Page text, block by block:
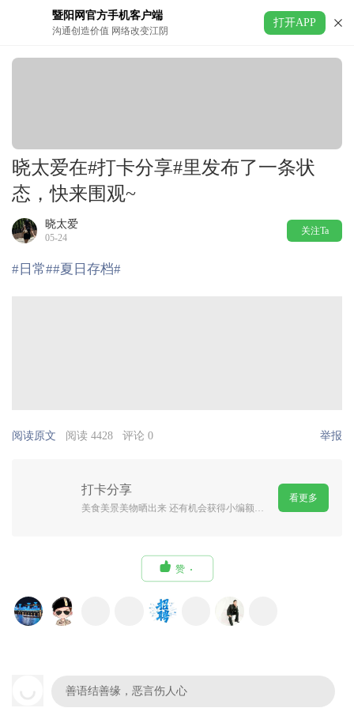
暨阳网官方手机客户端
沟通创造价值 网络改变江阴
打开APP
晓太爱在#打卡分享#里发布了一条状
态，快来围观~
晓太爱
05-24
关注Ta
#日常##夏日存档#
阅读原文 阅读 4428 评论 0 举报
打卡分享
美食美景美物晒出来 还有机会获得小编额外嘉奖哦 严禁广告刷屏
看更多
 赞
善语结善缘，恶言伤人心